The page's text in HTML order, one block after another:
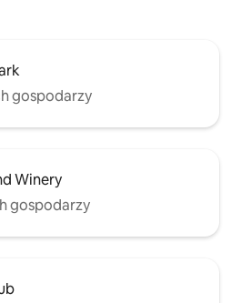
gospodarzy
Winery
gospodarzy